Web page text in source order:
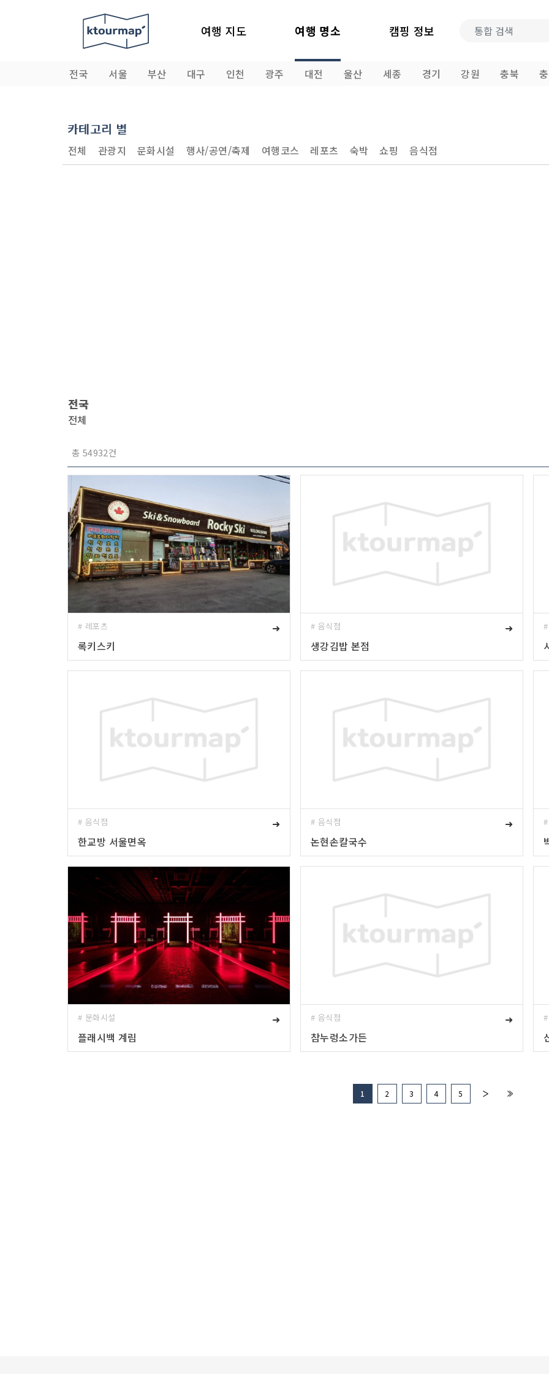
여행 지도 여행 명소 캠핑 정보
전국 서울 부산 대구 인천 광주 대전 울산 세종 경기 강원 충북
카테고리 별
전체 관광지 문화시설 행사/공연/축제 여행코스 레포츠 숙박 쇼핑 음식점
전국
전체
총 54932건
# 레포츠
➜
록키스키
# 음식점
➜
생강김밥 본점
# 음식점
➜
한교방 서울면옥
# 음식점
➜
논현손칼국수
# 문화시설
➜
플래시백 계림
# 음식점
➜
참누렁소가든
1 2 3 4 5